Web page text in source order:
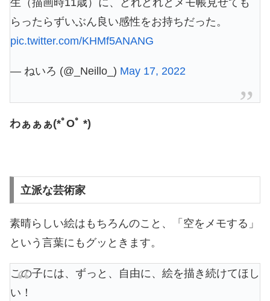
らったらずいぶん良い感性をお持ちだった。
pic.twitter.com/KHMf5ANANG
— ねいろ (@_Neillo_) May 17, 2022
わぁぁぁ(*ﾟOﾟ *)
立派な芸術家
素晴らしい絵はもちろんのこと、「空をメモする」
という言葉にもグッときます。
この子には、ずっと、自由に、絵を描き続けてほし
い！